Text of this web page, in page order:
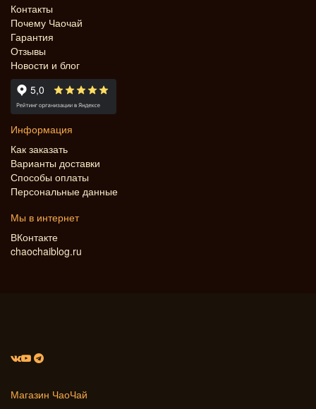
Контакты
Почему Чаочай
Гарантия
Отзывы
Новости и блог
Информация
Как заказать
Варианты доставки
Способы оплаты
Персональные данные
Мы в интернет
ВКонтакте
chaochaiblog.ru
Магазин ЧаоЧай